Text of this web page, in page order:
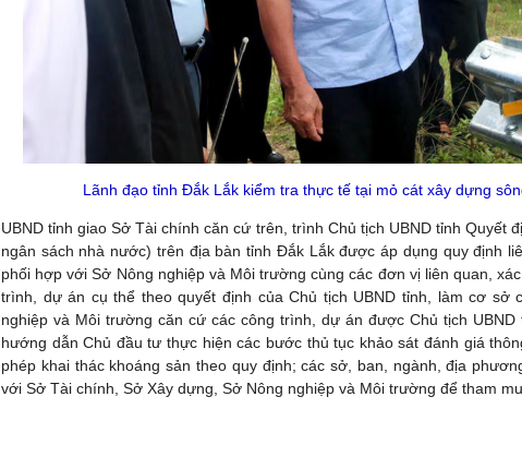
Lãnh đạo tỉnh Đắk Lắk kiểm tra thực tế tại mỏ cát xây dựng
UBND tỉnh giao Sở Tài chính căn cứ trên, trình Chủ tịch UBND tỉnh Quyết
ngân sách nhà nước) trên địa bàn tỉnh Đắk Lắk được áp dụng quy định
phối hợp với Sở Nông nghiệp và Môi trường cùng các đơn vị liên quan,
trình, dự án cụ thể theo quyết định của Chủ tịch UBND tỉnh, làm cơ sở
nghiệp và Môi trường căn cứ các công trình, dự án được Chủ tịch
hướng dẫn Chủ đầu tư thực hiện các bước thủ tục khảo sát đánh giá
phép khai thác khoáng sản theo quy định; các sở, ban, ngành, địa
với Sở Tài chính, Sở Xây dựng, Sở Nông nghiệp và Môi trường để tham